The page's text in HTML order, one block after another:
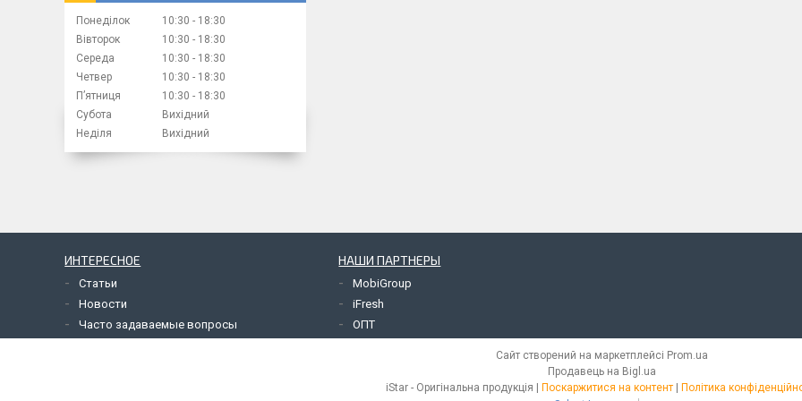
Понеділок 10:30
18:30
Вівторок
10:30
18:30
Середа
10:30
18:30
Четвер
10:30
18:30
Пʼятниця
10:30
18:30
Субота
Вихідний
Неділя
Вихідний
ИНТЕРЕСНОЕ
Статьи
Новости
Часто задаваемые вопросы
НАШИ ПАРТНЕРЫ
MobiGroup
iFresh
ОПТ
Сайт створений на маркетплейсі Prom.ua
Продавець на Bigl.ua
Поскаржитися на контент
Політика